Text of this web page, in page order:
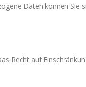
Daten können Sie
Recht auf